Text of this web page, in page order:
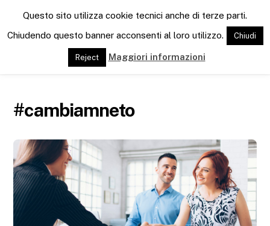
#cambiamneto
Questo sito utilizza cookie tecnici anche di terze parti.
Chiudendo questo banner acconsenti al loro utilizzo.
Chiudi
Reject Maggiori informazioni